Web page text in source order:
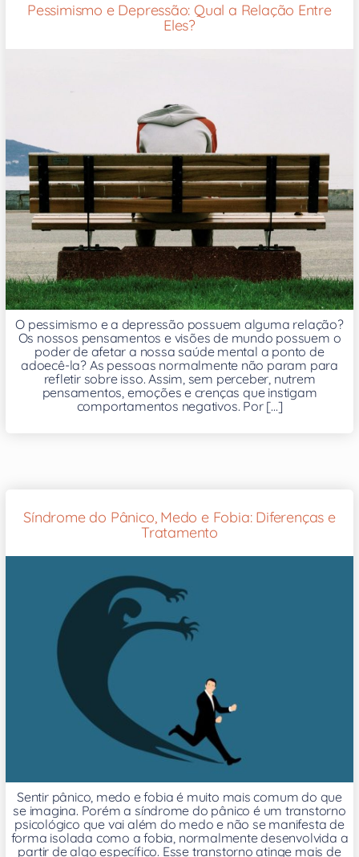
Pessimismo e Depressão: Qual a Relação Entre
Eles?
O pessimismo e a depressão possuem alguma relação?
Os nossos pensamentos e visões de mundo possuem o
poder de afetar a nossa saúde mental a ponto de
adoecê-la? As pessoas normalmente não param para
refletir sobre isso. Assim, sem perceber, nutrem
pensamentos, emoções e crenças que instigam
comportamentos negativos. Por [...]
Síndrome do Pânico, Medo e Fobia: Diferenças e
Tratamento
Sentir pânico, medo e fobia é muito mais comum do que
se imagina. Porém a síndrome do pânico é um transtorno
psicológico que vai além do medo e não se manifesta de
forma isolada como a fobia, normalmente desenvolvida a
partir de algo específico. Esse transtorno atinge mais de